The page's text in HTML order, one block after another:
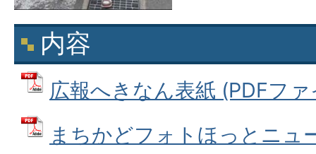
内容
広報へきなん表紙 (PDFフ
まちかどフォトほっとニュ